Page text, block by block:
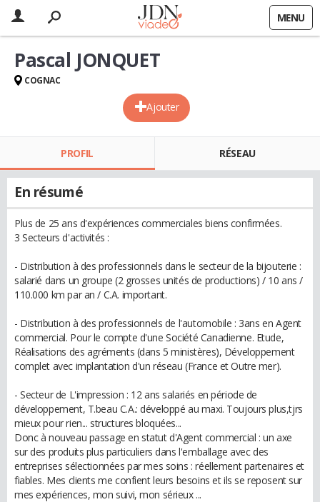
MENU
Ajouter
Pascal JONQUET
COGNAC
PROFIL RÉSEAU
En résumé
Plus de 25 ans d'expériences commerciales biens confirmées.
3 Secteurs d'activités :
- Distribution à des professionnels dans le secteur de la bijouterie :
salarié dans un groupe (2 grosses unités de productions) / 10 ans /
110.000 km par an / C.A. important.
- Distribution à des professionnels de l'automobile : 3ans en Agent
commercial. Pour le compte d'une Société Canadienne. Etude,
Réalisations des agréments (dans 5 ministères), Développement
complet avec implantation d'un réseau (France et Outre mer).
- Secteur de L'impression : 12 ans salariés en période de
développement, T.beau C.A.: développé au maxi. Toujours plus,tjrs
mieux pour rien... structures bloquées...
Donc à nouveau passage en statut d'Agent commercial : un axe
sur des produits plus particuliers dans l'emballage avec des
entreprises sélectionnées par mes soins : réellement partenaires et
fiables. Mes clients me confient leurs besoins et ils se reposent sur
mes expériences, mon suivi, mon sérieux ...